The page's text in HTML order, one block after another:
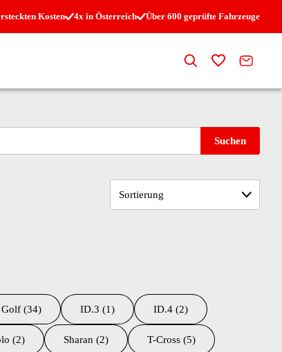
Kosten 4x in Österreich Über 600 geprüfte Fahrzeuge
SucheZur
Suchen
Golf (34) ID.3 (1) ID.4 (2)
(2) Sharan (2) T-Cross (5)